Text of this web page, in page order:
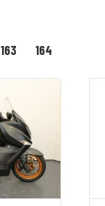
163 164